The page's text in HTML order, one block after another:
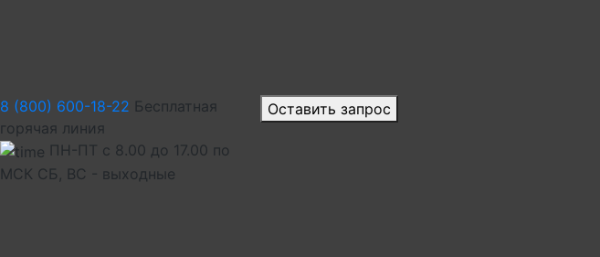
8 (800) 600-18-22 Бесплатная
горячая линия
ПН-ПТ с 8.00 до 17.00 по
МСК СБ, ВС - выходные
Оставить запрос